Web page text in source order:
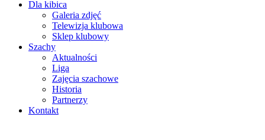
Dla kibica
Galeria zdjęć
Telewizja klubowa
Sklep klubowy
Szachy
Aktualności
Liga
Zajęcia szachowe
Historia
Partnerzy
Kontakt